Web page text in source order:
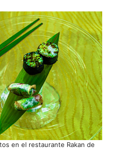
en el restaurante Rakan de